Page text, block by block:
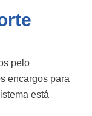
pelo
encargos para
está